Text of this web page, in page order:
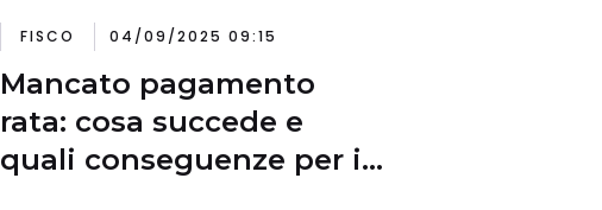
FISCO 04/09/2025 09:15
Mancato pagamento
rata: cosa succede e
quali conseguenze per i